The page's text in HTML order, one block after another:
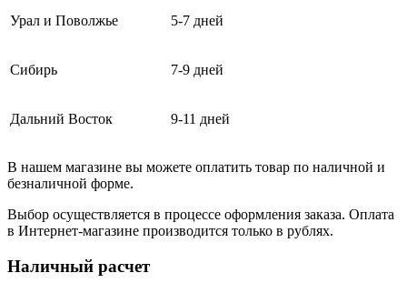
Урал и Поволжье 5-7 дней
Сибирь 7-9 дней
Дальний Восток 9-11 дней
В нашем магазине вы можете оплатить товар по наличной и
безналичной форме.
Выбор осуществляется в процессе оформления заказа. Оплата
в Интернет-магазине производится только в рублях.
Наличный расчет